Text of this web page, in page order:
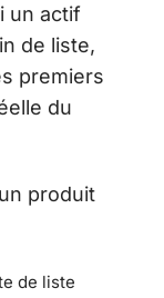
un actif
de liste,
premiers
du
produit
de liste